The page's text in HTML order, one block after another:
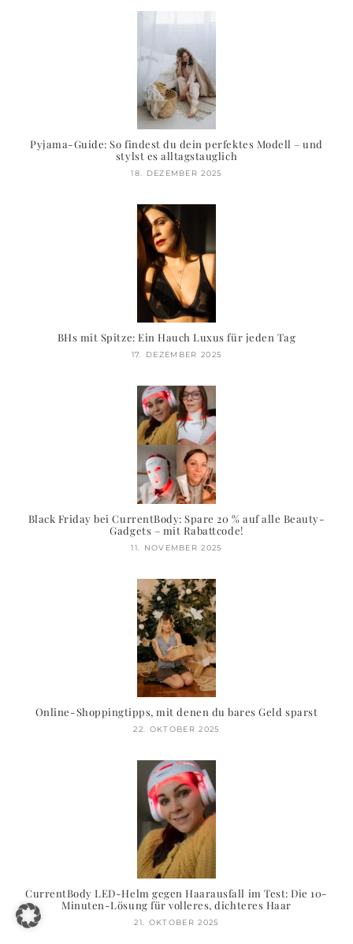
Pyjama-Guide: So findest du dein perfektes Modell – und
stylst es alltagstauglich
18. DEZEMBER 2025
BHs mit Spitze: Ein Hauch Luxus für jeden Tag
17. DEZEMBER 2025
Black Friday bei CurrentBody: Spare 20 % auf alle Beauty-
Gadgets – mit Rabattcode!
11. NOVEMBER 2025
Online-Shoppingtipps, mit denen du bares Geld sparst
22. OKTOBER 2025
CurrentBody LED-Helm gegen Haarausfall im Test: Die 10-
Minuten-Lösung für volleres, dichteres Haar
21. OKTOBER 2025